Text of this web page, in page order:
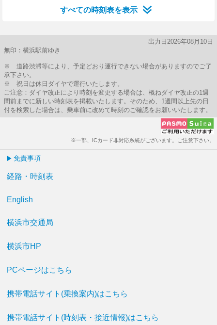
すべての時刻表を表示
出力日2026年08月10日
無印：横浜駅前ゆき
※ 道路渋滞等により、予定どおり運行できない場合がありますのでご了
承下さい。
※ 祝日は休日ダイヤで運行いたします。
ご注意：ダイヤ改正により時刻を変更する場合は、概ねダイヤ改正の1週
間前までに新しい時刻表を掲載いたします。そのため、1週間以上先の日
付を検索した場合は、乗車前に改めて時刻のご確認をお願いいたします。
※一部、ICカード非対応系統がございます。ご注意下さい。
免責事項
経路・時刻表
English
横浜市交通局
横浜市HP
PCページはこちら
携帯電話サイト(乗換案内)はこちら
携帯電話サイト(時刻表・接近情報)はこちら